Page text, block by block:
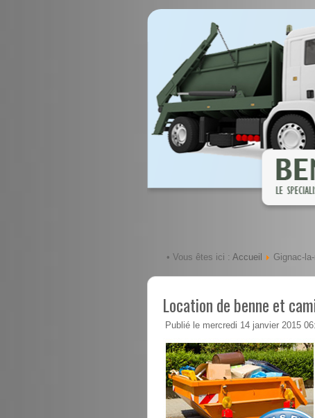
• Vous êtes ici : Accueil Gignac-
Location de benne et
Publié le mercredi 14 janvier 2015